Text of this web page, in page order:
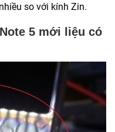
so với kính Zin.
5 mới liệu có